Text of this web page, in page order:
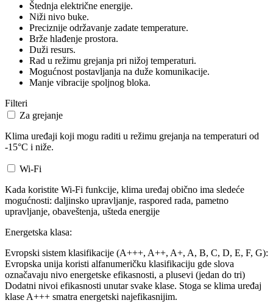
Štednja električne energije.
Niži nivo buke.
Preciznije održavanje zadate temperature.
Brže hlađenje prostora.
Duži resurs.
Rad u režimu grejanja pri nižoj temperaturi.
Mogućnost postavljanja na duže komunikacije.
Manje vibracije spoljnog bloka.
Filteri
Za grejanje
Klima uređaji koji mogu raditi u režimu grejanja na temperaturi od
-15°C i niže.
Wi-Fi
Kada koristite Wi-Fi funkcije, klima uređaj obično ima sledeće
mogućnosti: daljinsko upravljanje, raspored rada, pametno
upravljanje, obaveštenja, ušteda energije
Energetska klasa:
Evropski sistem klasifikacije (A+++, A++, A+, A, B, C, D, E, F, G):
Evropska unija koristi alfanumeričku klasifikaciju gde slova
označavaju nivo energetske efikasnosti, a plusevi (jedan do tri)
Dodatni nivoi efikasnosti unutar svake klase. Stoga se klima uređaj
klase A+++ smatra energetski najefikasnijim.